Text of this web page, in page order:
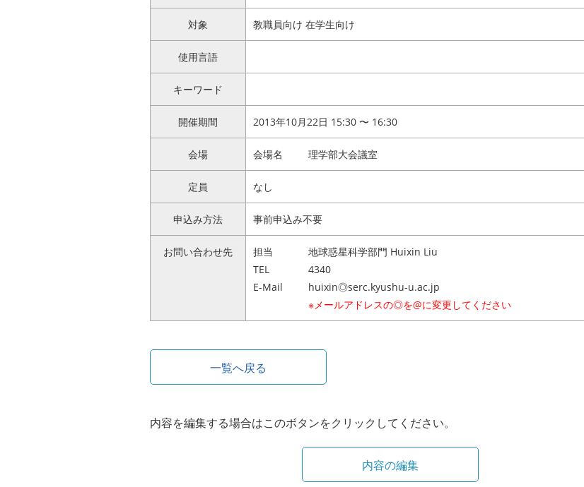
対象 教職員向け 在学生向け
使用言語
キーワード
開催期間 2013年10月22日 15:30 〜 16:30
会場 会場名 理学部大会議室
定員 なし
申込み方法 事前申込み不要
お問い合わせ先 担当
地球惑星科学部門 Huixin Liu
TEL
4340
E-Mail
huixin◎serc.kyushu-u.ac.jp
※メールアドレスの◎を@に変更してください
一覧へ戻る
内容を編集する場合はこのボタンをクリックしてください。